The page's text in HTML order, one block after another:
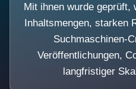
Mit ihnen wurde geprüft,
Inhaltsmengen, starken
Suchmaschinen-
Veröffentlichungen,
langfristiger